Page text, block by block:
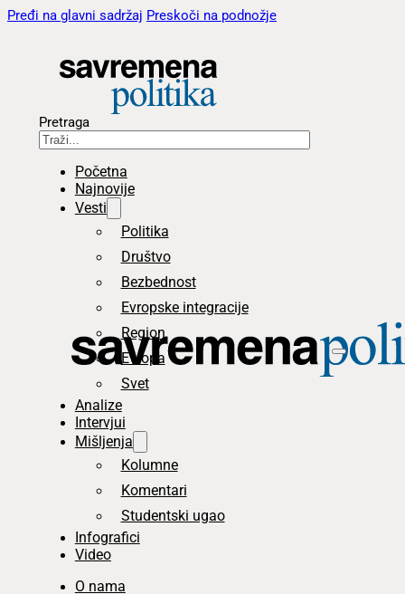
Pređi na glavni sadržaj Preskoči na podnožje
Pretraga
Početna
Najnovije
Vesti
Politika
Društvo
Bezbednost
Evropske integracije
Region
Evropa
Svet
Analize
Intervjui
Mišljenja
Kolumne
Komentari
Studentski ugao
Infografici
Video
O nama